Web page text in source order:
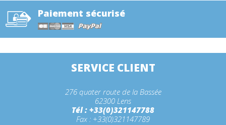
Paiement sécurisé
SERVICE CLIENT
276 quater route de la Bassée
62300 Lens
Tél : +33(0)321147788
Fax : +33(0)321147789